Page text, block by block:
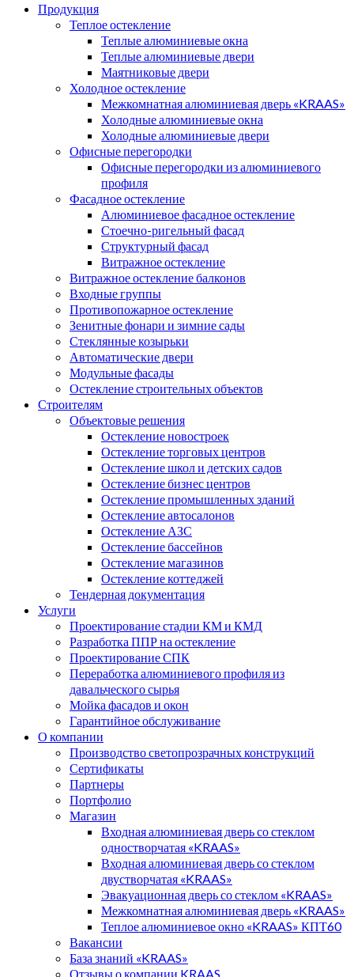
Продукция
Теплое остекление
Теплые алюминиевые окна
Теплые алюминиевые двери
Маятниковые двери
Холодное остекление
Межкомнатная алюминиевая дверь «KRAAS»
Холодные алюминиевые окна
Холодные алюминиевые двери
Офисные перегородки
Офисные перегородки из алюминиевого
профиля
Фасадное остекление
Алюминиевое фасадное остекление
Стоечно-ригельный фасад
Структурный фасад
Витражное остекление
Витражное остекление балконов
Входные группы
Противопожарное остекление
Зенитные фонари и зимние сады
Стеклянные козырьки
Автоматические двери
Модульные фасады
Остекление строительных объектов
Строителям
Объектовые решения
Остекление новостроек
Остекление торговых центров
Остекление школ и детских садов
Остекление бизнес центров
Остекление промышленных зданий
Остекление автосалонов
Остекление АЗС
Остекление бассейнов
Остекление магазинов
Остекление коттеджей
Тендерная документация
Услуги
Проектирование стадии КМ и КМД
Разработка ППР на остекление
Проектирование СПК
Переработка алюминиевого профиля из
давальческого сырья
Мойка фасадов и окон
Гарантийное обслуживание
О компании
Производство светопрозрачных конструкций
Сертификаты
Партнеры
Портфолио
Магазин
Входная алюминиевая дверь со стеклом
одностворчатая «KRAAS»
Входная алюминиевая дверь со стеклом
двустворчатая «KRAAS»
Эвакуационная дверь со стеклом «KRAAS»
Межкомнатная алюминиевая дверь «KRAAS»
Теплое алюминиевое окно «KRAAS» КПТ60
Вакансии
База знаний «KRAAS»
Отзывы о компании KRAAS